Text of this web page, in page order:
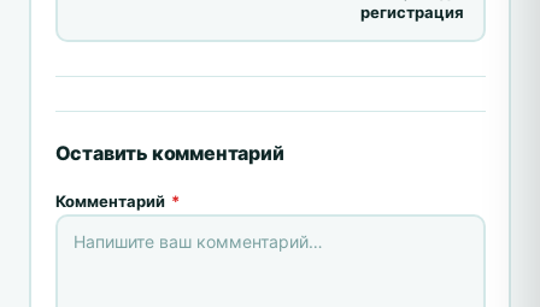
регистрация
Оставить комментарий
Комментарий *